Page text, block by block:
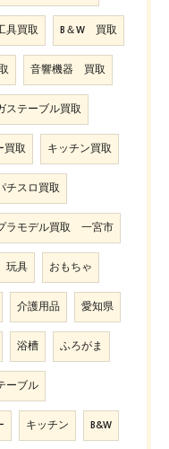
具買取 B＆W 買取
音響機器 買取
ステーブル買取
買取 キッチン買取
チスロ買取
ラモデル買取 一宮市
玩具 おもちゃ
介護用品 愛知県
浴槽 ふろがま
ーブル
キッチン B&W